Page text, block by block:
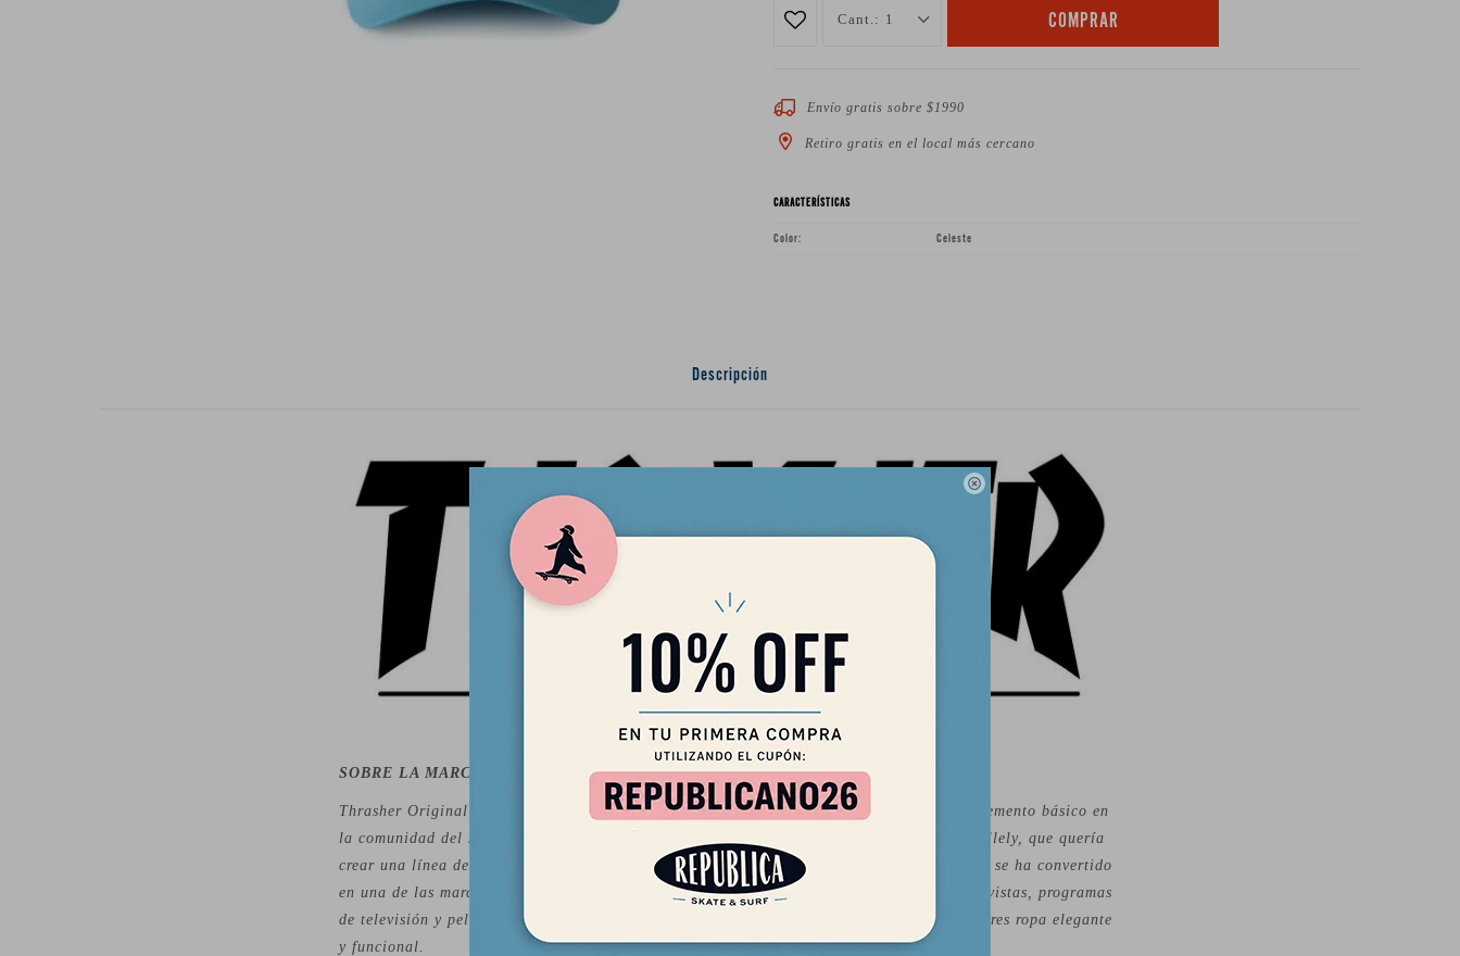

1 COMPRAR
Envío gratis sobre $1990
Retiro gratis en el local más cercano
CARACTERÍSTICAS
Color Celeste
Descripción
SOBRE LA MARCA:
Thrasher Original es una marca que existe desde hace décadas y se ha convertido en un elemento básico en
la comunidad del skate. La marca fue fundada en 1981 por el skater y empresario Mike Vallely, que quería
crear una línea de ropa que fuera elegante y funcional. Desde entonces, Thrasher Original se ha convertido
en una de las marcas más reconocidas del mundo del skate y ha aparecido en numerosas revistas, programas
de televisión y películas. La marca se creó originalmente para proporcionar a los patinadores ropa elegante
y funcional.